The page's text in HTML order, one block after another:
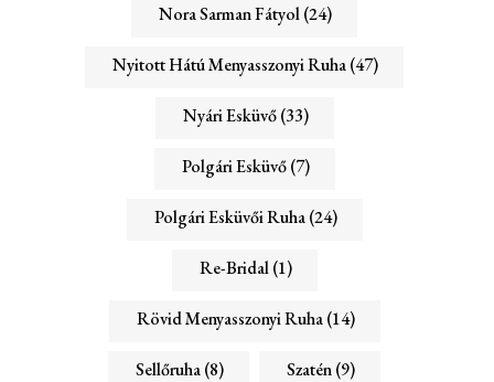
Nora Sarman Fátyol(24)
Nyitott Hátú Menyasszonyi Ruha(47)
Nyári Esküvő(33)
Polgári Esküvő(7)
Polgári Esküvői Ruha(24)
Re-Bridal(1)
Rövid Menyasszonyi Ruha(14)
Sellőruha(8) Szatén(9)